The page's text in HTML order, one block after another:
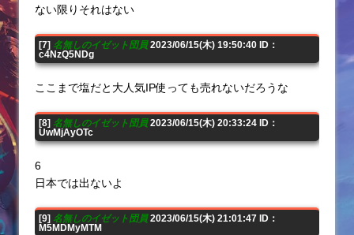
ない限りそれはない
[7] 名無しのイゼット団員2023/06/15(木) 19:50:40 ID：
c4NzQ5NDg
ここまで塩だと大人気IP使っても売れないだろうな
[8] 名無しのイゼット団員2023/06/15(木) 20:33:24 ID：
UwMjAyOTc
6
日本では出ないよ
[9] 名無しのイゼット団員2023/06/15(木) 21:01:47 ID：
M5MDMyMTM